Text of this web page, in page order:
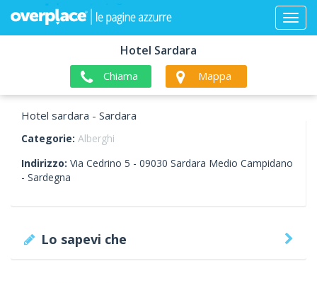
Hotel Sardara
Chiama Mappa
Hotel sardara - Sardara
Categorie: Alberghi
Indirizzo: Via Cedrino 5 - 09030 Sardara Medio Campidano
- Sardegna
Lo sapevi che